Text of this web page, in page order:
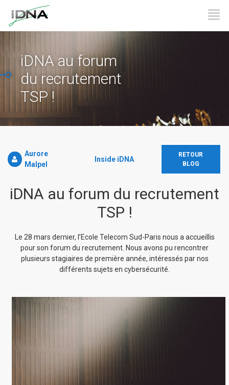
iDNA au forum
du recrutement
TSP !
Aurore
Malpel
Inside iDNA
RETOUR
BLOG
iDNA au forum du recrutement
TSP !
Le 28 mars dernier, l’Ecole Telecom Sud-Paris nous a accueillis
pour son forum du recrutement. Nous avons pu rencontrer
plusieurs stagiaires de première année, intéressés par nos
différents sujets en cybersécurité.